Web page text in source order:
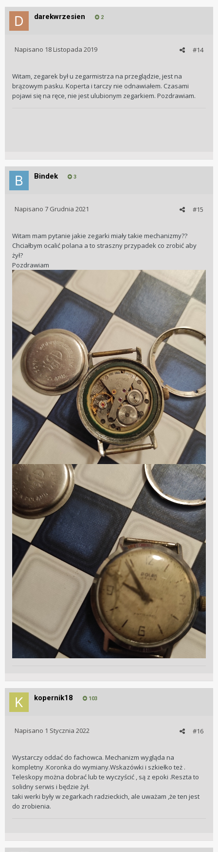
darekwrzesien 2
#14
Napisano 18 Listopada 2019
Witam, zegarek był u zegarmistrza na przeglądzie, jest na
brązowym pasku. Koperta i tarczy nie odnawiałem. Czasami
pojawi się na ręce, nie jest ulubionym zegarkiem. Pozdrawiam.
Bindek 3
#15
Napisano 7 Grudnia 2021
Witam mam pytanie jakie zegarki miały takie mechanizmy??
Chciałbym ocalić polana a to straszny przypadek co zrobić aby
żył?
Pozdrawiam
kopernik18 103
#16
Napisano 1 Stycznia 2022
Wystarczy oddać do fachowca. Mechanizm wygląda na
kompletny .Koronka do wymiany.Wskazówki i szkiełko też .
Teleskopy można dobrać lub te wyczyścić , są z epoki .Reszta to
solidny serwis i będzie żył.
taki werki były w zegarkach radzieckich, ale uważam ,że ten jest
do zrobienia.